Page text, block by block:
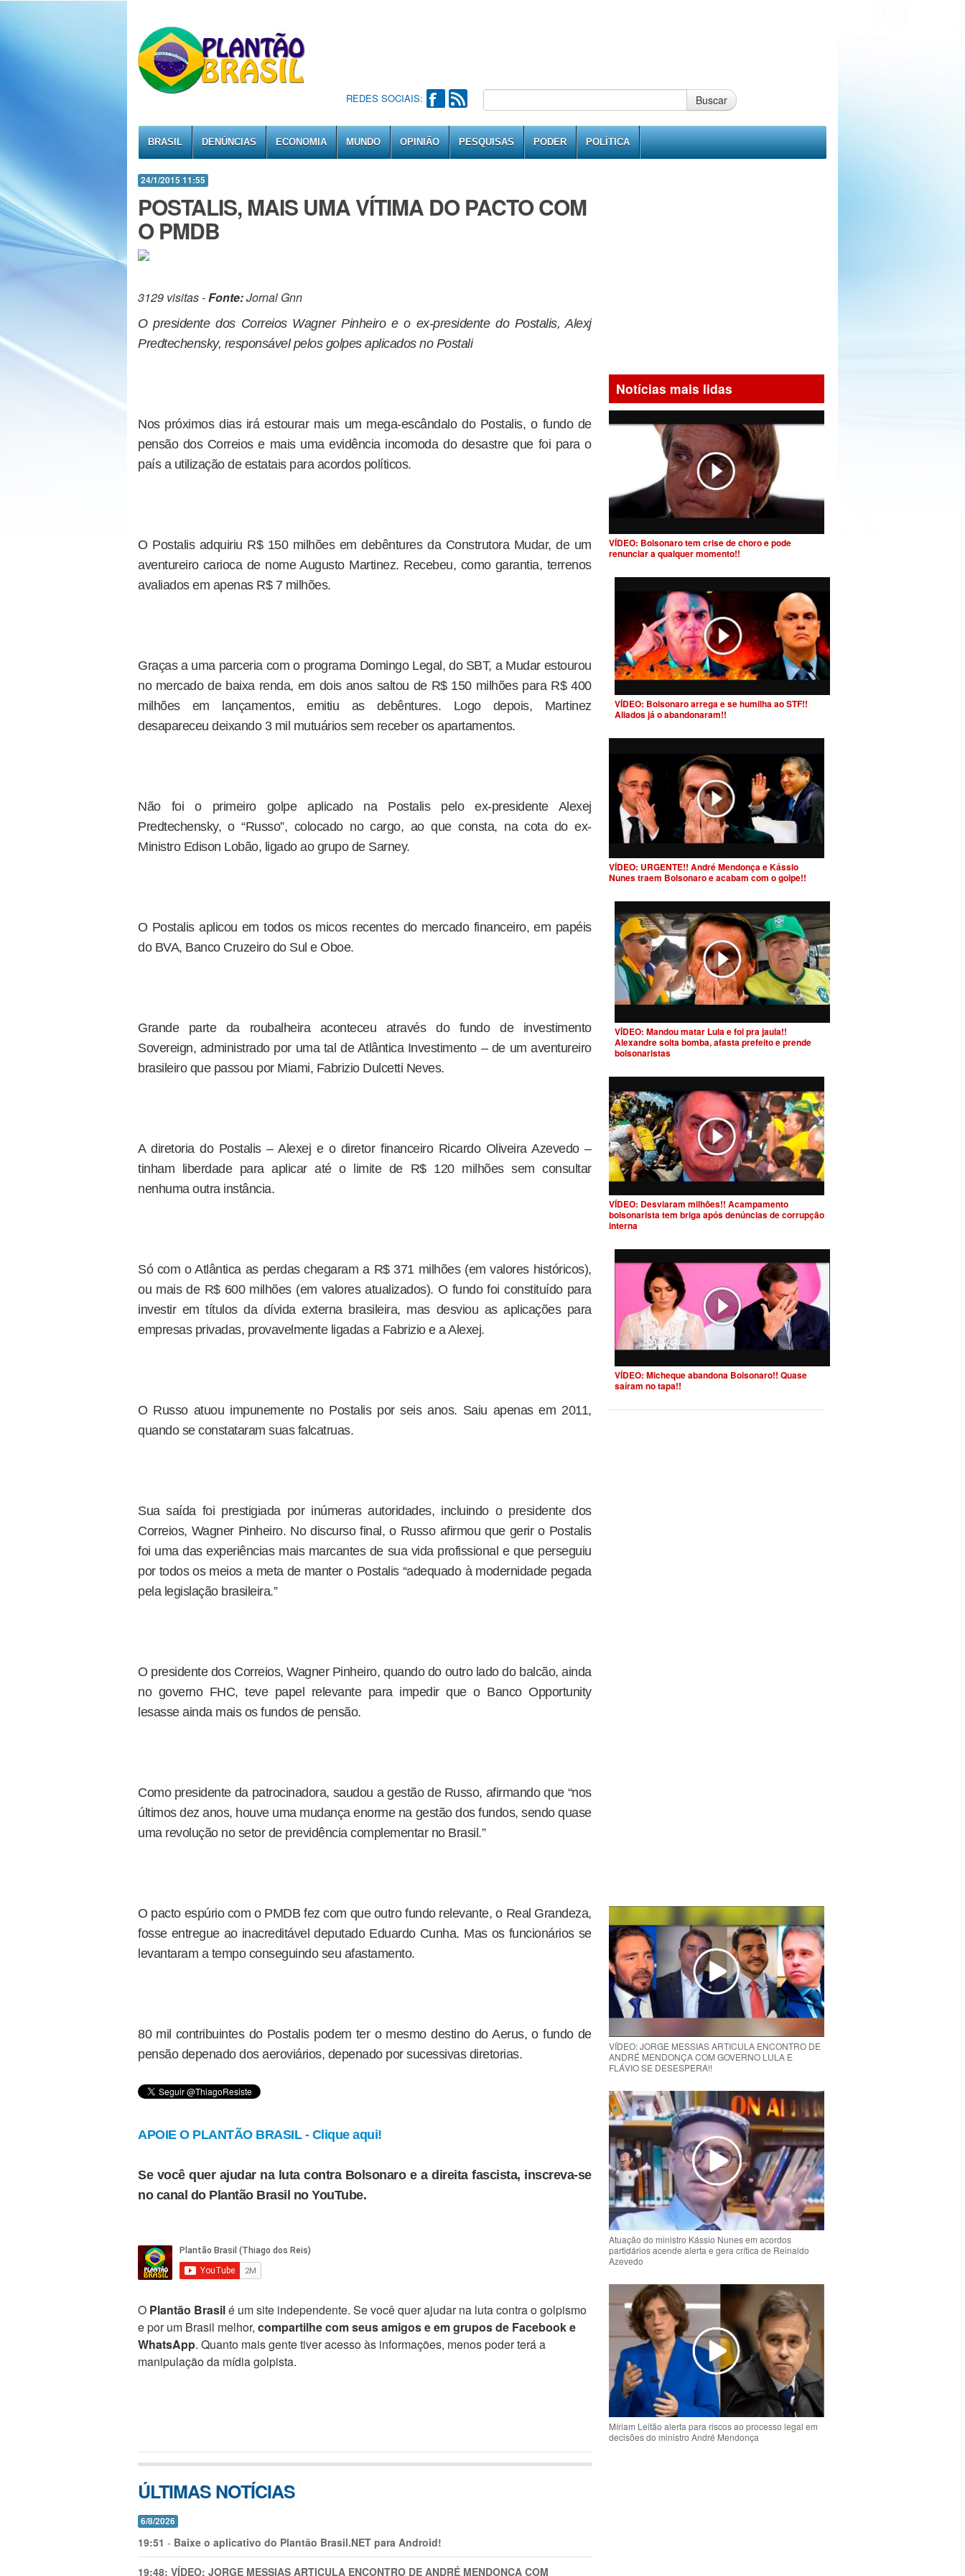
REDES SOCIAIS: Buscar
BRASIL DENÚNCIAS ECONOMIA MUNDO OPINIÃO PESQUISAS PODER POLÍTICA
24/1/2015 11:55
POSTALIS, MAIS UMA VÍTIMA DO PACTO COM
O PMDB
3129 visitas -Fonte:Jornal Gnn
O presidente dos Correios Wagner Pinheiro e o ex-presidente do Postalis, Alexj
Predtechensky, responsável pelos golpes aplicados no Postali
Nos próximos dias irá estourar mais um mega-escândalo do Postalis, o fundo de
pensão dos Correios e mais uma evidência incomoda do desastre que foi para o
país a utilização de estatais para acordos políticos.
O Postalis adquiriu R$ 150 milhões em debêntures da Construtora Mudar, de um
aventureiro carioca de nome Augusto Martinez. Recebeu, como garantia, terrenos
avaliados em apenas R$ 7 milhões.
Graças a uma parceria com o programa Domingo Legal, do SBT, a Mudar estourou
no mercado de baixa renda, em dois anos saltou de R$ 150 milhões para R$ 400
milhões em lançamentos, emitiu as debêntures. Logo depois, Martinez
desapareceu deixando 3 mil mutuários sem receber os apartamentos.
Não foi o primeiro golpe aplicado na Postalis pelo ex-presidente Alexej
Predtechensky, o “Russo”, colocado no cargo, ao que consta, na cota do ex-
Ministro Edison Lobão, ligado ao grupo de Sarney.
O Postalis aplicou em todos os micos recentes do mercado financeiro, em papéis
do BVA, Banco Cruzeiro do Sul e Oboe.
Grande parte da roubalheira aconteceu através do fundo de investimento
Sovereign, administrado por uma tal de Atlântica Investimento – de um aventureiro
brasileiro que passou por Miami, Fabrizio Dulcetti Neves.
A diretoria do Postalis – Alexej e o diretor financeiro Ricardo Oliveira Azevedo –
tinham liberdade para aplicar até o limite de R$ 120 milhões sem consultar
nenhuma outra instância.
Só com o Atlântica as perdas chegaram a R$ 371 milhões (em valores históricos),
ou mais de R$ 600 milhões (em valores atualizados). O fundo foi constituído para
investir em títulos da dívida externa brasileira, mas desviou as aplicações para
empresas privadas, provavelmente ligadas a Fabrizio e a Alexej.
O Russo atuou impunemente no Postalis por seis anos. Saiu apenas em 2011,
quando se constataram suas falcatruas.
Sua saída foi prestigiada por inúmeras autoridades, incluindo o presidente dos
Correios, Wagner Pinheiro. No discurso final, o Russo afirmou que gerir o Postalis
foi uma das experiências mais marcantes de sua vida profissional e que perseguiu
por todos os meios a meta de manter o Postalis “adequado à modernidade pegada
pela legislação brasileira.”
O presidente dos Correios, Wagner Pinheiro, quando do outro lado do balcão, ainda
no governo FHC, teve papel relevante para impedir que o Banco Opportunity
lesasse ainda mais os fundos de pensão.
Como presidente da patrocinadora, saudou a gestão de Russo, afirmando que “nos
últimos dez anos, houve uma mudança enorme na gestão dos fundos, sendo quase
uma revolução no setor de previdência complementar no Brasil.”
O pacto espúrio com o PMDB fez com que outro fundo relevante, o Real Grandeza,
fosse entregue ao inacreditável deputado Eduardo Cunha. Mas os funcionários se
levantaram a tempo conseguindo seu afastamento.
80 mil contribuintes do Postalis podem ter o mesmo destino do Aerus, o fundo de
pensão depenado dos aeroviários, depenado por sucessivas diretorias.
APOIE O PLANTÃO BRASIL - Clique aqui!
Se você quer ajudar na luta contra Bolsonaro e a direita fascista, inscreva-se
no canal do Plantão Brasil no YouTube.
O Plantão Brasilé um site independente. Se você quer ajudar na luta contra o golpismo
e por um Brasil melhor, compartilhe com seus amigos e em grupos de Facebook e
WhatsApp. Quanto mais gente tiver acesso às informações, menos poder terá a
manipulação da mídia golpista.
ÚLTIMAS NOTÍCIAS
6/8/2026
19:51 - Baixe o aplicativo do Plantão Brasil.NET para Android!
19:48: VÍDEO: JORGE MESSIAS ARTICULA ENCONTRO DE ANDRÉ MENDONÇA COM
Notícias mais lidas
VÍDEO: Bolsonaro tem crise de choro e pode
renunciar a qualquer momento!!
VÍDEO: Bolsonaro arrega e se humilha ao STF!!
Aliados já o abandonaram!!
VÍDEO: URGENTE!! André Mendonça e Kássio
Nunes traem Bolsonaro e acabam com o golpe!!
VÍDEO: Mandou matar Lula e foi pra jaula!!
Alexandre solta bomba, afasta prefeito e prende
bolsonaristas
VÍDEO: Desviaram milhões!! Acampamento
bolsonarista tem briga após denúncias de corrupção
interna
VÍDEO: Micheque abandona Bolsonaro!! Quase
saíram no tapa!!
VÍDEO: JORGE MESSIAS ARTICULA ENCONTRO DE
ANDRÉ MENDONÇA COM GOVERNO LULA E
FLÁVIO SE DESESPERA!!
Atuação do ministro Kássio Nunes em acordos
partidários acende alerta e gera crítica de Reinaldo
Azevedo
Míriam Leitão alerta para riscos ao processo legal em
decisões do ministro André Mendonça